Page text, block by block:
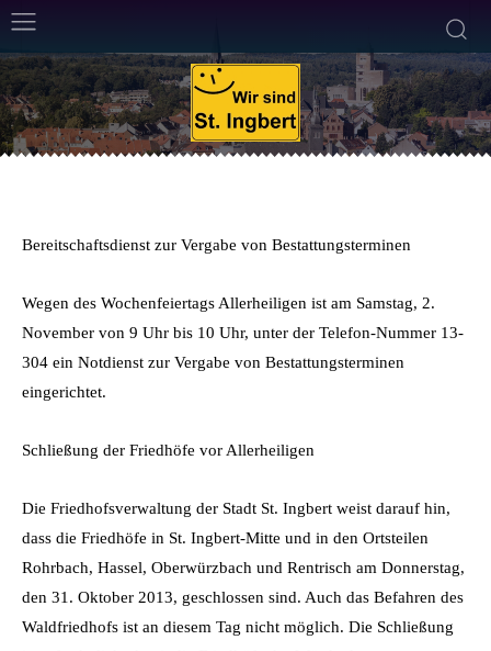
30. Oktober 2013 Von Frank Leyendecker Weniger als eineMin. Lesezeit
Bereitschaftsdienst zur Vergabe von Bestattungsterminen
Wegen des Wochenfeiertags Allerheiligen ist am Samstag, 2.
November von 9 Uhr bis 10 Uhr, unter der Telefon-Nummer 13-
304 ein Notdienst zur Vergabe von Bestattungsterminen
eingerichtet.
Schließung der Friedhöfe vor Allerheiligen
Die Friedhofsverwaltung der Stadt St. Ingbert weist darauf hin,
dass die Friedhöfe in St. Ingbert-Mitte und in den Ortsteilen
Rohrbach, Hassel, Oberwürzbach und Rentrisch am Donnerstag,
den 31. Oktober 2013, geschlossen sind. Auch das Befahren des
Waldfriedhofs ist an diesem Tag nicht möglich. Die Schließung